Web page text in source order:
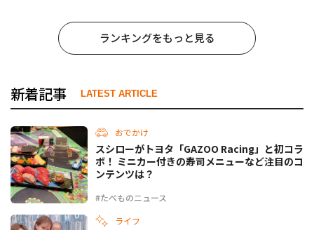
ランキングをもっと見る
新着記事 LATEST ARTICLE
おでかけ
#たべものニュース
スシローがトヨタ「GAZOO Racing」と初コラ
ボ！ ミニカー付きの寿司メニューなど注目のコ
ンテンツは？
ライフ